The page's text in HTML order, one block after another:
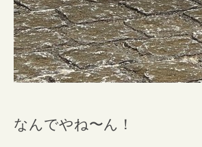
なんでやね〜ん！